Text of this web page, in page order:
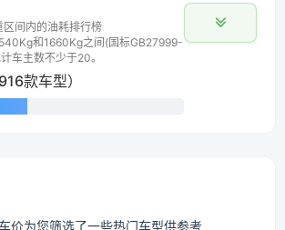
间内的油耗排行榜
和1660Kg之间(国标GB27999-
车主数不少于20。
款车型）
价为您筛选了一些热门车型供参考